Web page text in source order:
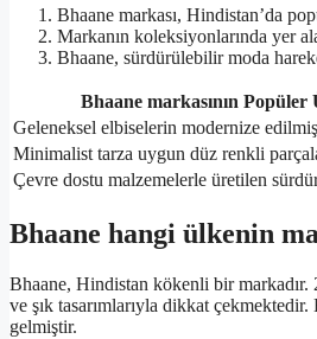
Bhaane markası, Hindistan’da
Markanın koleksiyonlarında yer
Bhaane, sürdürülebilir moda
Bhaane markasının
Geleneksel elbiselerin modernize
Minimalist tarza uygun düz renkli
Çevre dostu malzemelerle üretilen
Bhaane hangi ülkenin
Bhaane, Hindistan kökenli bir markadır.
ve şık tasarımlarıyla dikkat
gelmiştir.